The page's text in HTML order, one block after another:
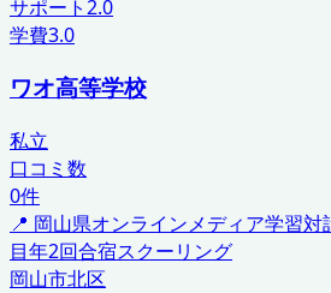
サポート2.0
学費3.0
ワオ高等学校
私立
口コミ数
0件
📍 岡山県オンラインメディア学習対
目年2回合宿スクーリング
岡山市北区